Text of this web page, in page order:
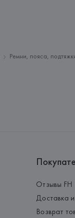
Ремни, пояса,
Отзывы FH
Доставка
Возврат